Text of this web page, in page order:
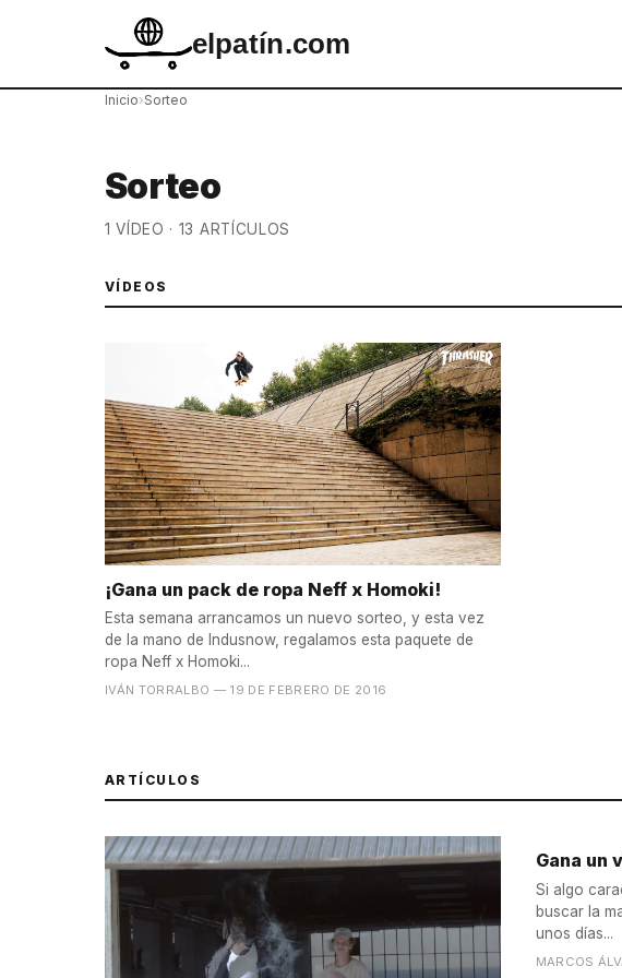
elpatín.com
Inicio›Sorteo
Sorteo
1 VÍDEO · 13 ARTÍCULOS
VÍDEOS
¡Gana un pack de ropa Neff x Homoki!
Esta semana arrancamos un nuevo sorteo, y esta vez
de la mano de Indusnow, regalamos esta paquete de
ropa Neff x Homoki...
IVÁN TORRALBO — 19 DE FEBRERO DE 2016
ARTÍCULOS
Gana un
Si algo
buscar la
unos días...
MARCOS